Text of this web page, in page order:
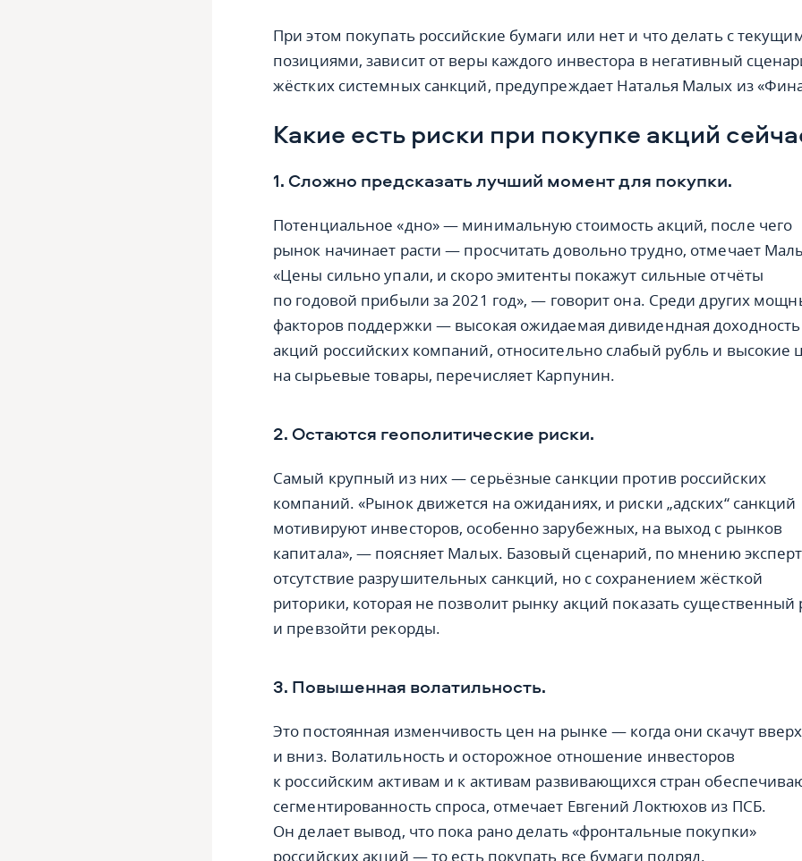
При этом покупать российские бумаги или нет и что делать с
позициями, зависит от веры каждого инвестора в негативный
жёстких системных санкций, предупреждает Наталья Малых из
Какие есть риски при покупке акций
1. Сложно предсказать лучший момент для покупки.
Потенциальное «дно» — минимальную стоимость акций, после чего
рынок начинает расти — просчитать довольно трудно, отмечает
«Цены сильно упали, и скоро эмитенты покажут сильные отчёты
по годовой прибыли за 2021 год», — говорит она. Среди других
факторов поддержки — высокая ожидаемая дивидендная доходность
акций российских компаний, относительно слабый рубль и высокие
на сырьевые товары, перечисляет Карпунин.
2. Остаются геополитические риски.
Самый крупный из них — серьёзные санкции против российских
компаний. «Рынок движется на ожиданиях, и риски „адских“ санкций
мотивируют инвесторов, особенно зарубежных, на выход с рынков
капитала», — поясняет Малых. Базовый сценарий, по мнению
отсутствие разрушительных санкций, но с сохранением жёсткой
риторики, которая не позволит рынку акций показать существенный
и превзойти рекорды.
3. Повышенная волатильность.
Это постоянная изменчивость цен на рынке — когда они скачут вверх
и вниз. Волатильность и осторожное отношение инвесторов
к российским активам и к активам развивающихся стран
сегментированность спроса, отмечает Евгений Локтюхов из ПСБ.
Он делает вывод, что пока рано делать «фронтальные покупки»
российских акций — то есть покупать все бумаги подряд.